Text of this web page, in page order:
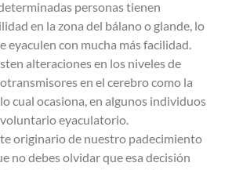
personas tienen
en la zona del bálano o glande, lo
eyaculen con mucha más facilidad.
alteraciones en los niveles de
en el cerebro como la
cual ocasiona, en algunos individuos
eyaculatorio.
originario de nuestro padecimiento
no debes olvidar que esa decisión